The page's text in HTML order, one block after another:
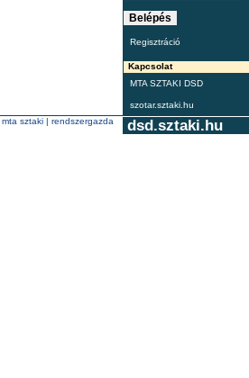
Regisztráció
Kapcsolat
MTA SZTAKI DSD
szotar.sztaki.hu
dsd.sztaki.hu
mta sztaki | rendszergazda